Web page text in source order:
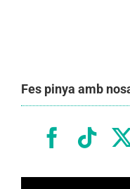
Fes pinya amb